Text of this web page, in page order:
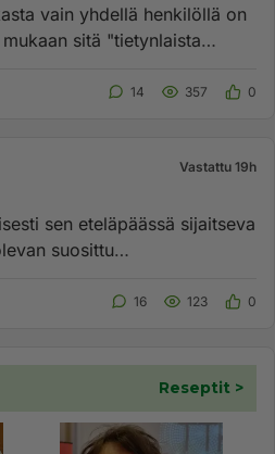
vain yhdellä henkilöllä on
sitä "tietynlaista
14 357 0
Vastattu 19h
sen eteläpäässä sijaitseva
suosittu
16 123 0